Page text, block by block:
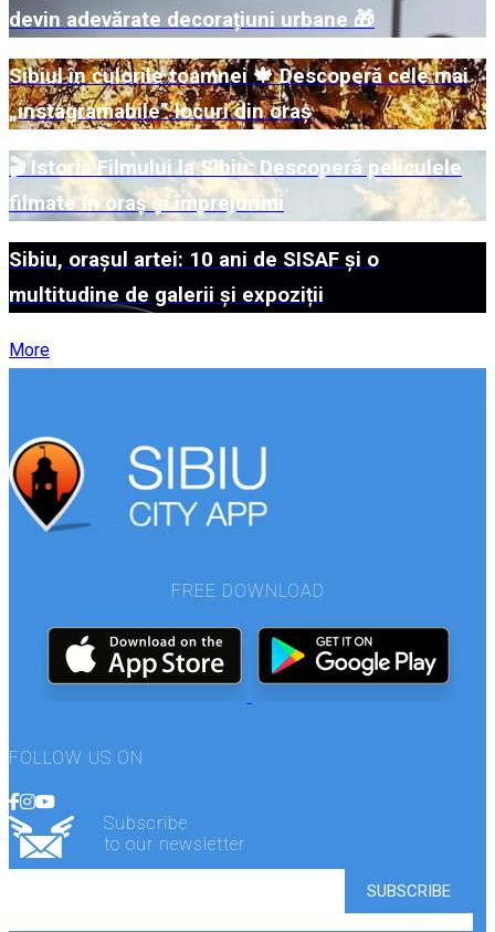
devin adevărate decorațiuni urbane 🎁
Sibiul în culorile toamnei 🍁 Descoperă cele mai
„instagramabile” locuri din oraș
🎬 Istoria Filmului la Sibiu: Descoperă peliculele
filmate în oraș și împrejurimi
Sibiu, orașul artei: 10 ani de SISAF și o
multitudine de galerii și expoziții
More
FREE DOWNLOAD
FOLLOW US ON
Subscribe
to our newsletter